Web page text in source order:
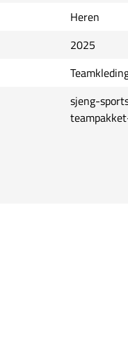
Heren
2025
sjeng-